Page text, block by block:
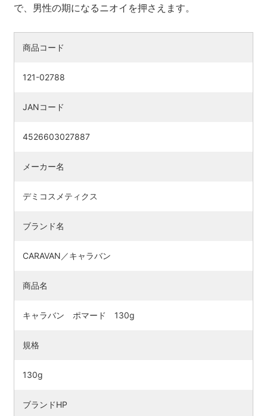
で、男性の期になるニオイを押さえます。
商品コード
121-02788
JANコード
4526603027887
メーカー名
デミコスメティクス
ブランド名
CARAVAN／キャラバン
商品名
キャラバン ポマード 130g
規格
130g
ブランドHP